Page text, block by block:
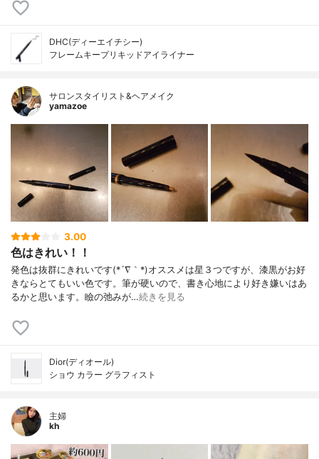
DHC(ディーエイチシー)
フレームキープリキッドアイライナー
サロンスタイリスト&ヘアメイク
yamazoe
3.00
色はきれい！！
発色は抜群にきれいです(*´∇｀*)オススメは星３つですが、漆黒がお好
きならとてもいい色です。筆が硬いので、書き心地により好き嫌いはあ
るかと思います。瞼の弛みが…続きを見る
Dior(ディオール)
ショウ カラー グラフィスト
主婦
kh